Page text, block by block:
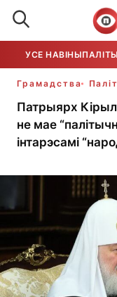
УСЕ НАВІНЫ
Грамадства
Патрыярх Кірыл
не мае
інтарэсамі